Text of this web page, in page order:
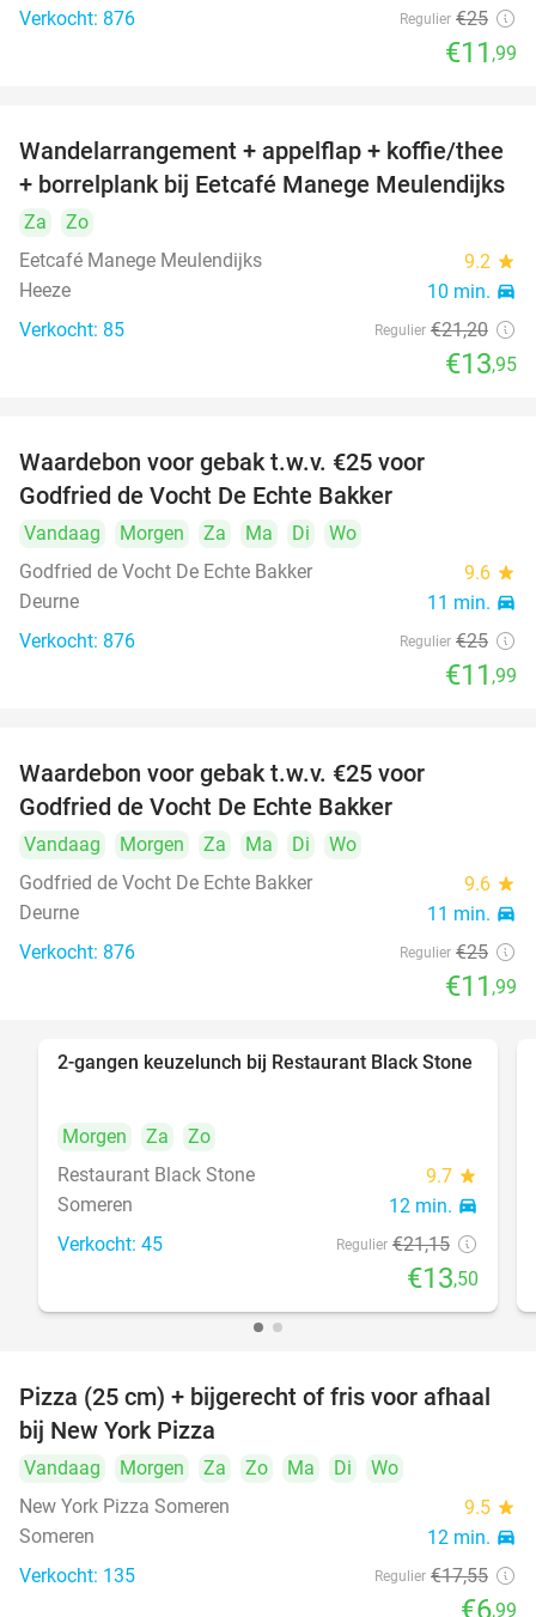
Verkocht: 876 Regulier €25
€11 ,99
34%
Wandelarrangement + appelflap + koffie/thee
+ borrelplank bij Eetcafé Manege Meulendijks
Za
Zo
Eetcafé Manege Meulendijks
9.2 star
Heeze 10 min. directions_car
Verkocht: 85 Regulier €21,20
€13,95
Waardebon voor gebak t.w.v. €25 voor
Godfried de Vocht De Echte Bakker
Vandaag Morgen Za Ma Di
Wo
Godfried de Vocht De Echte Bakker
9.6 star
Deurne 11 min. directions_car
Verkocht: 876 Regulier €25
€11 ,99
Waardebon voor gebak t.w.v. €25 voor
Godfried de Vocht De Echte Bakker
Vandaag Morgen Za Ma Di
Wo
Godfried de Vocht De Echte Bakker
9.6 star
Deurne 11 min. directions_car
Verkocht: 876 Regulier €25
€11 ,99
36%
2-gangen keuzelunch bij Restaurant Black Stone
Morgen Za
Zo
Restaurant Black Stone
9.7 star
Someren 12 min. directions_car
Verkocht: 45 Regulier €21,15
€13,50
60%
Pizza (25 cm) + bijgerecht of fris voor afhaal
bij New York Pizza
Vandaag Morgen Za Zo Ma Di
Wo
New York Pizza Someren
9.5 star
Someren 12 min. directions_car
Verkocht: 135 Regulier €17,55
€6,99